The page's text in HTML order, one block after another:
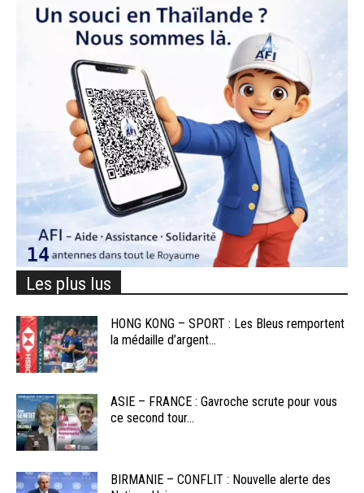
Les plus lus
HONG KONG – SPORT : Les Bleus remportent
la médaille d’argent...
ASIE – FRANCE : Gavroche scrute pour vous
ce second tour...
BIRMANIE – CONFLIT : Nouvelle alerte des